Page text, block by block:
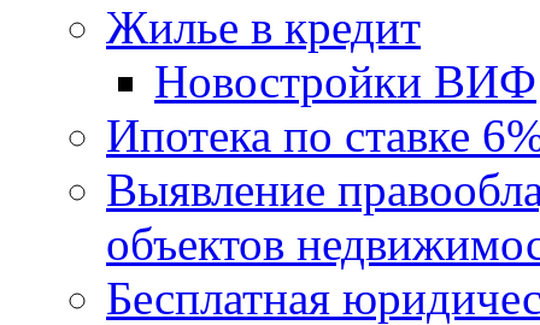
Жилье в кредит
Новостройки ВИФ
Ипотека по ставке
Выявление
объектов
Бесплатная